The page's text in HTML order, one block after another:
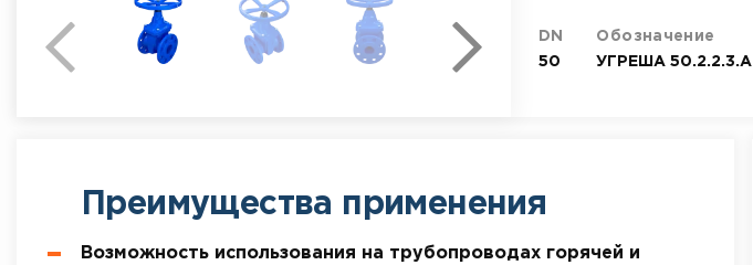
DN
50
Обозначение
УГРЕША 50.2.2.3.A
Преимущества применения
Возможность использования на трубопроводах горячей и